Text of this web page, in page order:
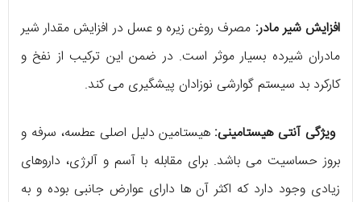
افزایش شیر مادر: مصرف روغن زیره و عسل در افزایش مقدار شیر
مادران شیرده بسیار موثر است. در ضمن این ترکیب از نفخ و
کارکرد بد سیستم گوارشی نوزادان پیشگیری می کند.
ویژگی آنتی هیستامینی:هیستامین دلیل اصلی عطسه، سرفه و
بروز حساسیت می باشد. برای مقابله با آسم و آلرژی، داروهای
زیادی وجود دارد که اکثر آن ها دارای عوارض جانبی بوده و به